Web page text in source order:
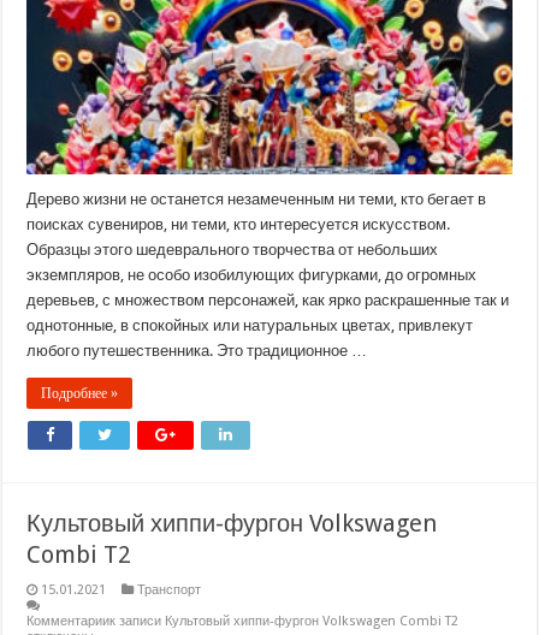
Дерево жизни не останется незамеченным ни теми, кто бегает в
поисках сувениров, ни теми, кто интересуется искусством.
Образцы этого шедеврального творчества от небольших
экземпляров, не особо изобилующих фигурками, до огромных
деревьев, с множеством персонажей, как ярко раскрашенные так и
однотонные, в спокойных или натуральных цветах, привлекут
любого путешественника. Это традиционное …
Подробнее »
Культовый хиппи-фургон Volkswagen
Combi T2
15.01.2021
Транспорт
Комментариик записи Культовый хиппи-фургон Volkswagen Combi T2